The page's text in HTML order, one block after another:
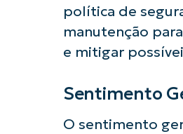
política de
manutenção
e mitigar
Sentimento
O sentimento